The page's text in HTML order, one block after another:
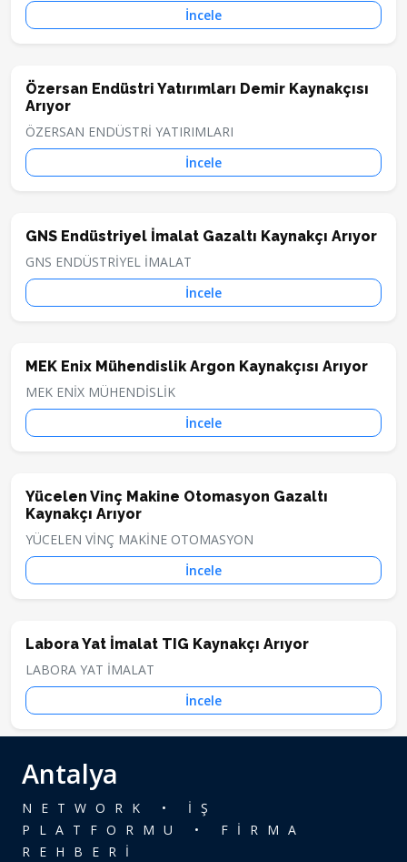
İncele
Özersan Endüstri Yatırımları Demir Kaynakçısı
Arıyor
ÖZERSAN ENDÜSTRİ YATIRIMLARI
İncele
GNS Endüstriyel İmalat Gazaltı Kaynakçı Arıyor
GNS ENDÜSTRİYEL İMALAT
İncele
MEK Enix Mühendislik Argon Kaynakçısı Arıyor
MEK ENİX MÜHENDİSLİK
İncele
Yücelen Vinç Makine Otomasyon Gazaltı
Kaynakçı Arıyor
YÜCELEN VİNÇ MAKİNE OTOMASYON
İncele
Labora Yat İmalat TIG Kaynakçı Arıyor
LABORA YAT İMALAT
İncele
Antalya
NETWORK • İŞ
PLATFORMU • FİRMA
REHBERİ